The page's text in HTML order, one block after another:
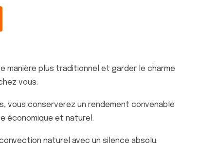
manière plus traditionnel et garder le charme
vous.
vous conserverez un rendement convenable
économique et naturel.
naturel avec un silence absolu.